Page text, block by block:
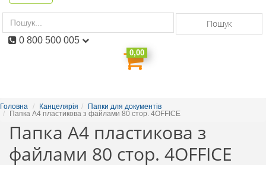
Пошук
0,00
0 800 500 005
Головна Канцелярія
Папки для документів
Папка А4 пластикова з файлами 80 стор. 4OFFICE
Папка А4 пластикова з
файлами 80 стор. 4OFFICE